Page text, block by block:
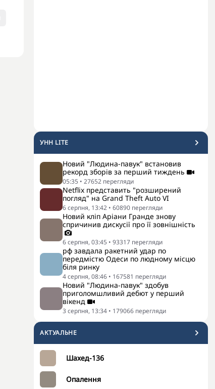
УНН LITE
Новий "Людина-павук" встановив
рекорд зборів за перший тиждень
05:35 • 27652 перегляди
Netflix представить "розширений
погляд" на Grand Theft Auto VI
6 серпня, 13:42 • 60890 перегляди
Новий кліп Аріани Гранде знову
спричинив дискусії про її зовнішність
6 серпня, 03:45 • 93317 перегляди
рф завдала ракетний удар по
передмістю Одеси по людному місцю
біля ринку
4 серпня, 08:46 • 167581 перегляди
Новий "Людина-павук" здобув
приголомшливий дебют у перший
вікенд
3 серпня, 13:34 • 179066 перегляди
АКТУАЛЬНЕ
Шахед-136
Опалення